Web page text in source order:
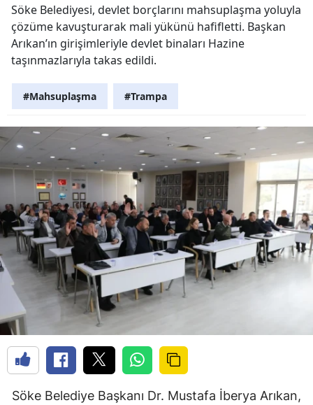
Söke Belediyesi, devlet borçlarını mahsuplaşma yoluyla
çözüme kavuşturarak mali yükünü hafifletti. Başkan
Arıkan’ın girişimleriyle devlet binaları Hazine
taşınmazlarıyla takas edildi.
#Mahsuplaşma #Trampa
Söke Belediye Başkanı Dr. Mustafa İberya Arıkan,